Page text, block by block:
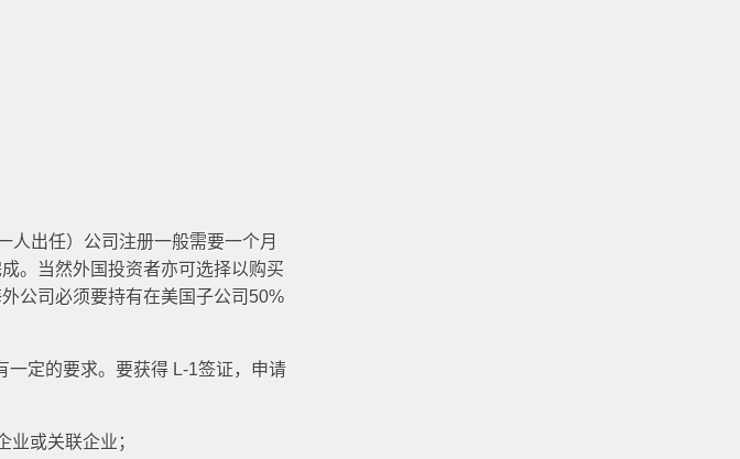
人出任）公司注册一般需要一个月
。当然外国投资者亦可选择以购买
公司必须要持有在美国子公司50%
一定的要求。要获得 L-1签证，申请
业或关联企业；